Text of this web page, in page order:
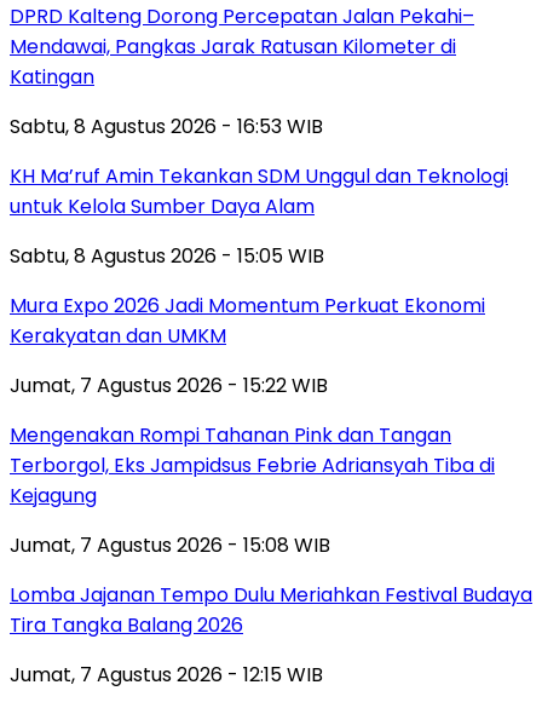
DPRD Kalteng Dorong Percepatan Jalan Pekahi–
Mendawai, Pangkas Jarak Ratusan Kilometer di
Katingan
Sabtu, 8 Agustus 2026 - 16:53 WIB
KH Ma’ruf Amin Tekankan SDM Unggul dan Teknologi
untuk Kelola Sumber Daya Alam
Sabtu, 8 Agustus 2026 - 15:05 WIB
Mura Expo 2026 Jadi Momentum Perkuat Ekonomi
Kerakyatan dan UMKM
Jumat, 7 Agustus 2026 - 15:22 WIB
Mengenakan Rompi Tahanan Pink dan Tangan
Terborgol, Eks Jampidsus Febrie Adriansyah Tiba di
Kejagung
Jumat, 7 Agustus 2026 - 15:08 WIB
Lomba Jajanan Tempo Dulu Meriahkan Festival Budaya
Tira Tangka Balang 2026
Jumat, 7 Agustus 2026 - 12:15 WIB